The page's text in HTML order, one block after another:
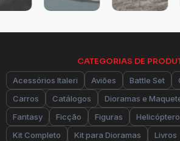
CATEGORIAS DE
Acessórios Italeri Aviões Battle Set
Carros
Catálogos Dioramas e
Fantasy
Ficção Figuras
Kit Completo
Kit para Dioramas Livros